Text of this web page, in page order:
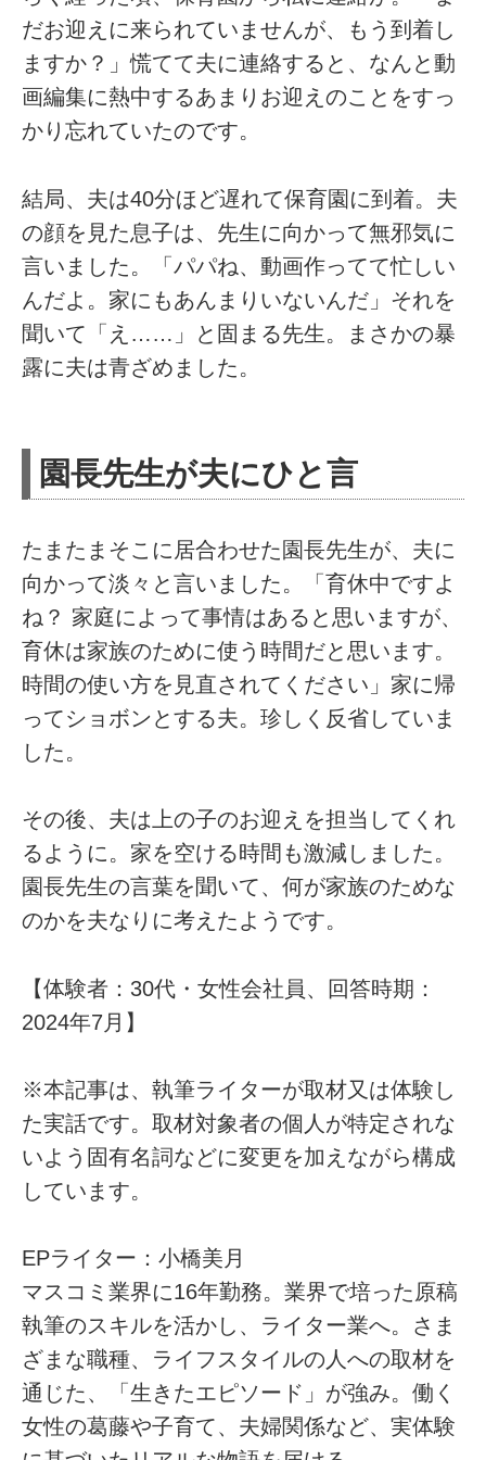
だお迎えに来られていませんが、もう到着し
ますか？」慌てて夫に連絡すると、なんと動
画編集に熱中するあまりお迎えのことをすっ
かり忘れていたのです。
結局、夫は40分ほど遅れて保育園に到着。夫
の顔を見た息子は、先生に向かって無邪気に
言いました。「パパね、動画作ってて忙しい
んだよ。家にもあんまりいないんだ」それを
聞いて「え……」と固まる先生。まさかの暴
露に夫は青ざめました。
園長先生が夫にひと言
たまたまそこに居合わせた園長先生が、夫に
向かって淡々と言いました。「育休中ですよ
ね？ 家庭によって事情はあると思いますが、
育休は家族のために使う時間だと思います。
時間の使い方を見直されてください」家に帰
ってショボンとする夫。珍しく反省していま
した。
その後、夫は上の子のお迎えを担当してくれ
るように。家を空ける時間も激減しました。
園長先生の言葉を聞いて、何が家族のためな
のかを夫なりに考えたようです。
【体験者：30代・女性会社員、回答時期：
2024年7月】
※本記事は、執筆ライターが取材又は体験し
た実話です。取材対象者の個人が特定されな
いよう固有名詞などに変更を加えながら構成
しています。
EPライター：小橋美月
マスコミ業界に16年勤務。業界で培った原稿
執筆のスキルを活かし、ライター業へ。さま
ざまな職種、ライフスタイルの人への取材を
通じた、「生きたエピソード」が強み。働く
女性の葛藤や子育て、夫婦関係など、実体験